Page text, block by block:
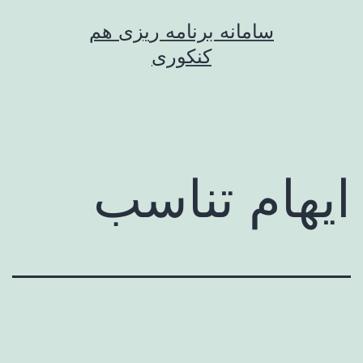
سامانه برنامه ریزی هم
کنکوری
ایهام تناسب